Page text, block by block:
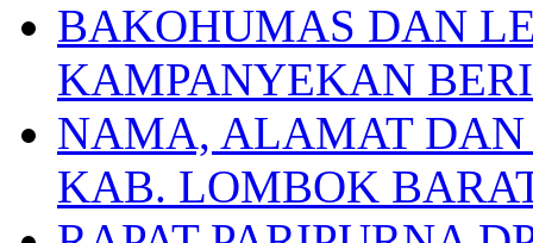
BAKOHUMAS DAN
KAMPANYEKAN
NAMA, ALAMAT DAN
KAB. LOMBOK